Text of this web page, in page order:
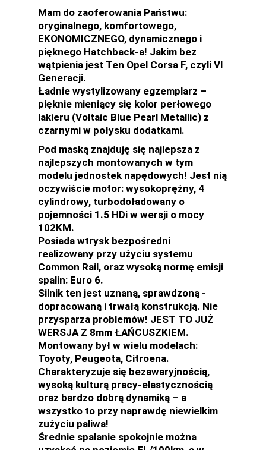
Mam do zaoferowania Państwu:
oryginalnego, komfortowego,
EKONOMICZNEGO, dynamicznego i
pięknego Hatchback-a! Jakim bez
wątpienia jest Ten Opel Corsa F, czyli VI
Generacji.
Ładnie wystylizowany egzemplarz –
pięknie mieniący się kolor perłowego
lakieru (Voltaic Blue Pearl Metallic) z
czarnymi w połysku dodatkami.
Pod maską znajduję się najlepsza z
najlepszych montowanych w tym
modelu jednostek napędowych! Jest nią
oczywiście motor: wysokoprężny, 4
cylindrowy, turbodoładowany o
pojemności 1.5 HDi w wersji o mocy
102KM.
Posiada wtrysk bezpośredni
realizowany przy użyciu systemu
Common Rail, oraz wysoką normę emisji
spalin: Euro 6.
Silnik ten jest uznaną, sprawdzoną -
dopracowaną i trwałą konstrukcją. Nie
przysparza problemów! JEST TO JUŻ
WERSJA Z 8mm ŁAŃCUSZKIEM.
Montowany był w wielu modelach:
Toyoty, Peugeota, Citroena.
Charakteryzuje się bezawaryjnością,
wysoką kulturą pracy-elastycznością
oraz bardzo dobrą dynamiką – a
wszystko to przy naprawdę niewielkim
zużyciu paliwa!
Średnie spalanie spokojnie można